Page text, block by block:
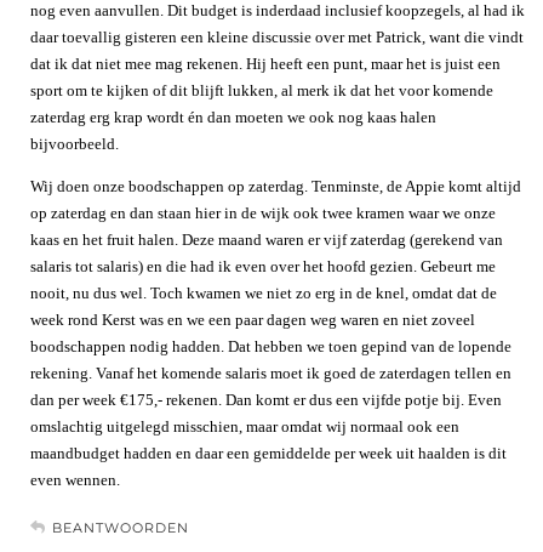
nog even aanvullen. Dit budget is inderdaad inclusief koopzegels, al had ik
daar toevallig gisteren een kleine discussie over met Patrick, want die vindt
dat ik dat niet mee mag rekenen. Hij heeft een punt, maar het is juist een
sport om te kijken of dit blijft lukken, al merk ik dat het voor komende
zaterdag erg krap wordt én dan moeten we ook nog kaas halen
bijvoorbeeld.
Wij doen onze boodschappen op zaterdag. Tenminste, de Appie komt altijd
op zaterdag en dan staan hier in de wijk ook twee kramen waar we onze
kaas en het fruit halen. Deze maand waren er vijf zaterdag (gerekend van
salaris tot salaris) en die had ik even over het hoofd gezien. Gebeurt me
nooit, nu dus wel. Toch kwamen we niet zo erg in de knel, omdat dat de
week rond Kerst was en we een paar dagen weg waren en niet zoveel
boodschappen nodig hadden. Dat hebben we toen gepind van de lopende
rekening. Vanaf het komende salaris moet ik goed de zaterdagen tellen en
dan per week €175,- rekenen. Dan komt er dus een vijfde potje bij. Even
omslachtig uitgelegd misschien, maar omdat wij normaal ook een
maandbudget hadden en daar een gemiddelde per week uit haalden is dit
even wennen.
BEANTWOORDEN